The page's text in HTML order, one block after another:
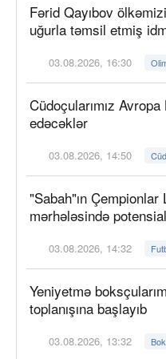
Fərid Qayıbov
uğurla təmsil etmiş
03.08.2026, 16:30
Cüdoçularımız
edəcəklər
03.08.2026, 14:50
"Sabah"ın Çempionlar
mərhələsində
03.08.2026, 14:32
Yeniyetmə
toplanışına başlayıb
03.08.2026, 13:32